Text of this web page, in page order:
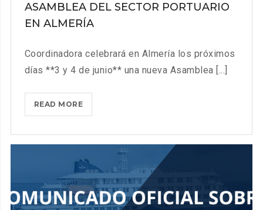
ASAMBLEA DEL SECTOR PORTUARIO
EN ALMERÍA
Coordinadora celebrará en Almería los próximos
días **3 y 4 de junio** una nueva Asamblea [...]
READ MORECOORDINADORA
CELEBRARÁ
DÍAS
3
Y
DE